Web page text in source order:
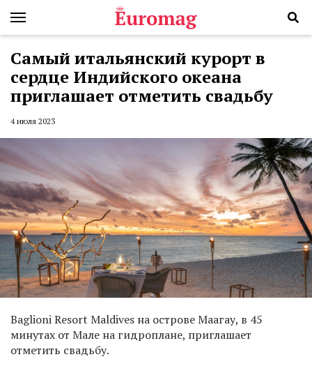
Самый итальянский курорт в
сердце Индийского океана
приглашает отметить свадьбу
4 июля 2023
Baglioni Resort Maldives на острове Маагау, в 45
минутах от Мале на гидроплане, приглашает
отметить свадьбу.